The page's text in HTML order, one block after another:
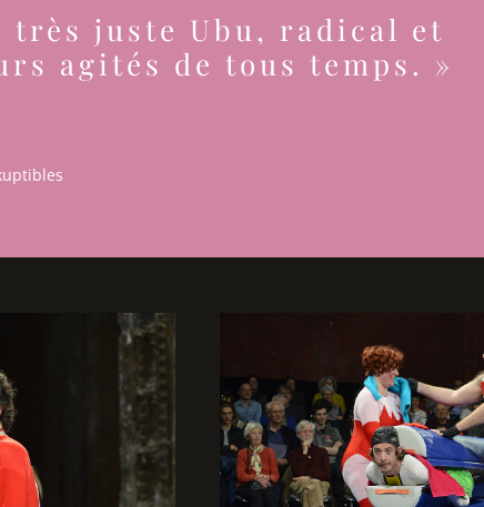
juste Ubu, radical et
agités de tous temps. »